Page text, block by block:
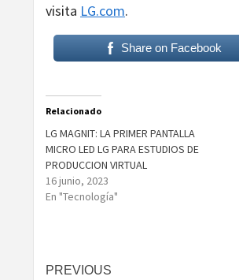
visita LG.com.
Share on Facebook
Relacionado
LG MAGNIT: LA PRIMER PANTALLA
MICRO LED LG PARA ESTUDIOS DE
PRODUCCION VIRTUAL
16 junio, 2023
En "Tecnología"
Post
PREVIOUS